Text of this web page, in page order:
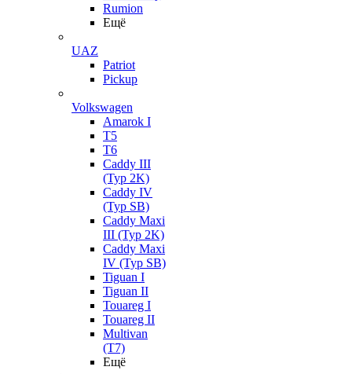
Rumion
Ещё
UAZ
Patriot
Pickup
Volkswagen
Amarok I
T5
T6
Caddy III
(Typ 2K)
Caddy IV
(Typ SB)
Caddy Maxi
III (Typ 2K)
Caddy Maxi
IV (Typ SB)
Tiguan I
Tiguan II
Touareg I
Touareg II
Multivan
(T7)
Ещё